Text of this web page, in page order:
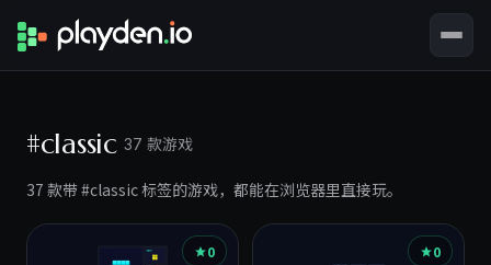
#classic 37 款游戏
37 款带 #classic 标签的游戏，都能在浏览器里直接玩。
0 0